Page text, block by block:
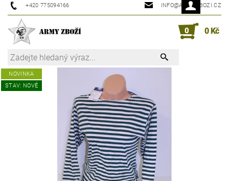
+420 775094166 INFO@ARMYZBOZI.CZ
0 0 Kč
NOVINKA
STAV: NOVÉ